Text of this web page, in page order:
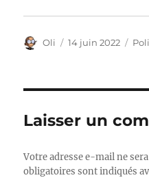
Auteur
Oli
Publié
14 juin 2022
Laisser un
Votre adresse e-mail ne
obligatoires sont indiqués